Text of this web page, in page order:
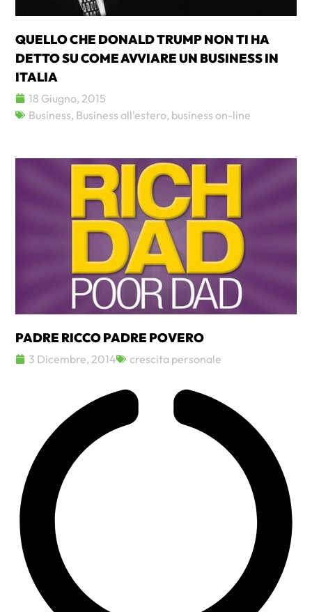
QUELLO CHE DONALD TRUMP NON TI HA
DETTO SU COME AVVIARE UN BUSINESS IN
ITALIA
18 Giugno, 2015
Business, Business all'estero, business on-line
PADRE RICCO PADRE POVERO
3 Dicembre, 2014 crescita personale